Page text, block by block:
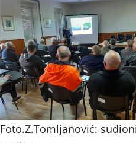
Foto.Z.Tomljanović: